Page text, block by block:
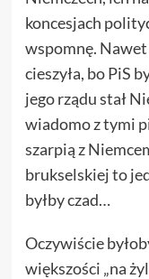
koncesjach
wspomnę.
cieszyła, bo PiS
jego rządu stał
wiadomo z tymi
szarpią z
brukselskiej to
byłby czad…
Oczywiście
większości „na